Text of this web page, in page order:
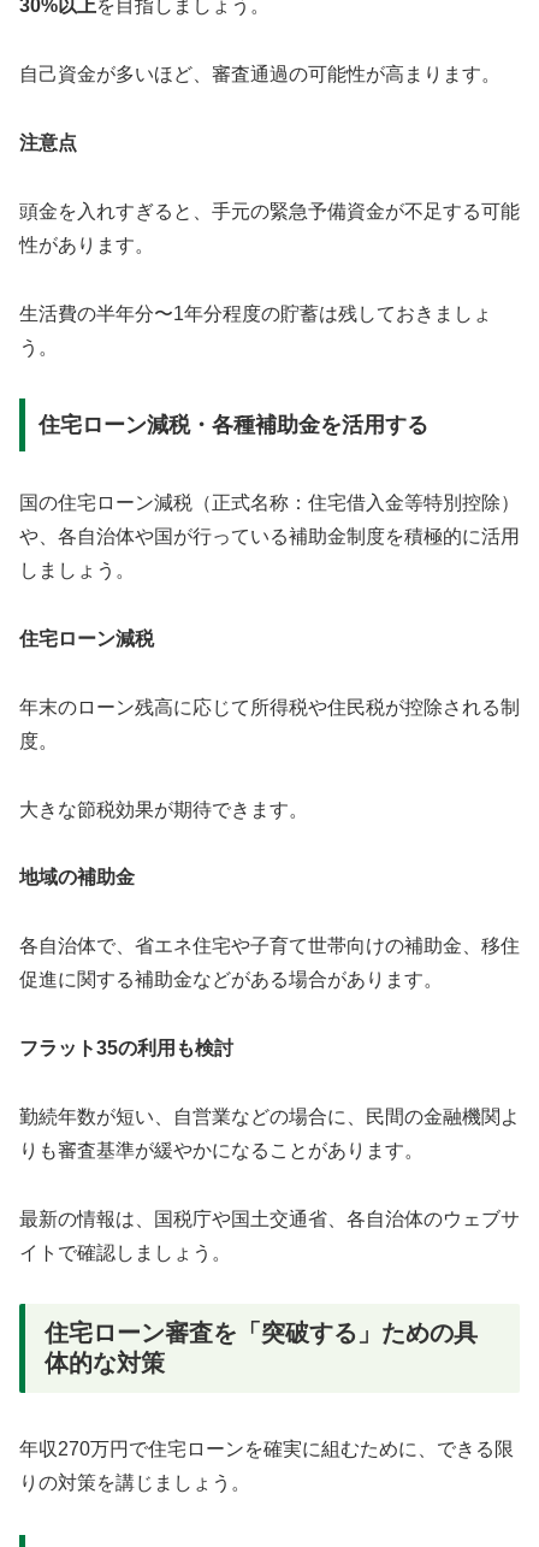
30%以上を目指しましょう。
自己資金が多いほど、審査通過の可能性が高まります。
注意点
頭金を入れすぎると、手元の緊急予備資金が不足する可能
性があります。
生活費の半年分〜1年分程度の貯蓄は残しておきましょ
う。
住宅ローン減税・各種補助金を活用する
国の住宅ローン減税（正式名称：住宅借入金等特別控除）
や、各自治体や国が行っている補助金制度を積極的に活用
しましょう。
住宅ローン減税
年末のローン残高に応じて所得税や住民税が控除される制
度。
大きな節税効果が期待できます。
地域の補助金
各自治体で、省エネ住宅や子育て世帯向けの補助金、移住
促進に関する補助金などがある場合があります。
フラット35の利用も検討
勤続年数が短い、自営業などの場合に、民間の金融機関よ
りも審査基準が緩やかになることがあります。
最新の情報は、国税庁や国土交通省、各自治体のウェブサ
イトで確認しましょう。
住宅ローン審査を「突破する」ための具
体的な対策
年収270万円で住宅ローンを確実に組むために、できる限
りの対策を講じましょう。